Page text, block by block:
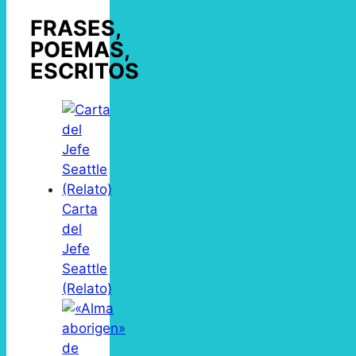
FRASES,
POEMAS,
ESCRITOS
Carta
del
Jefe
Seattle
(Relato)